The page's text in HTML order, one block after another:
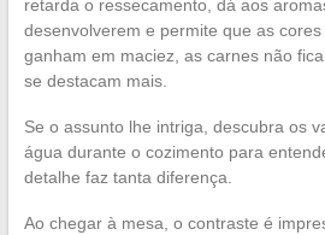
retarda o ressecamento, dá aos
desenvolverem e permite que as
ganham em maciez, as carnes não
se destacam mais.
Se o assunto lhe intriga, descubra os
água durante o cozimento para
detalhe faz tanta diferença.
Ao chegar à mesa, o contraste é